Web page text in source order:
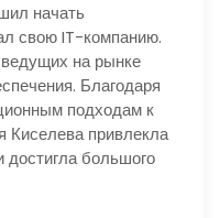
начать
свою IT-компанию.
на рынке
Благодаря
подходам к
Киселева привлекла
достигла большого